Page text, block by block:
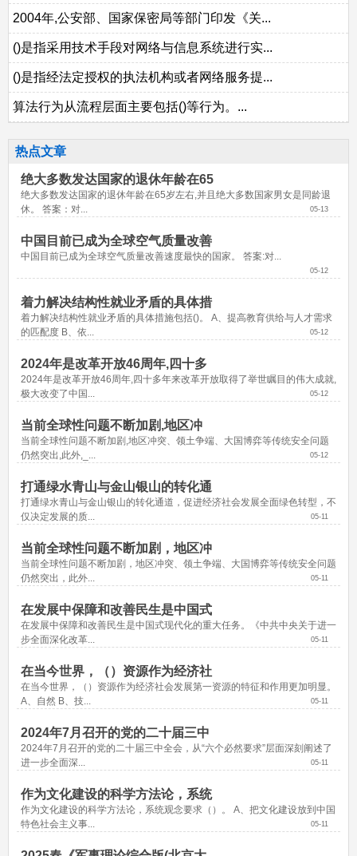
2004年,公安部、国家保密局等部门印发《关...
()是指采用技术手段对网络与信息系统进行实...
()是指经法定授权的执法机构或者网络服务提...
算法行为从流程层面主要包括()等行为。...
热点文章
绝大多数发达国家的退休年龄在65
绝大多数发达国家的退休年龄在65岁左右,并且绝大多数国家男女是同龄退
休。 答案：对...
05-13
中国目前已成为全球空气质量改善
中国目前已成为全球空气质量改善速度最快的国家。 答案:对...
05-12
着力解决结构性就业矛盾的具体措
着力解决结构性就业矛盾的具体措施包括()。 A、提高教育供给与人才需求
的匹配度 B、依...
05-12
2024年是改革开放46周年,四十多
2024年是改革开放46周年,四十多年来改革开放取得了举世瞩目的伟大成就,
极大改变了中国...
05-12
当前全球性问题不断加剧,地区冲
当前全球性问题不断加剧,地区冲突、领土争端、大国博弈等传统安全问题
仍然突出,此外,_...
05-12
打通绿水青山与金山银山的转化通
打通绿水青山与金山银山的转化通道，促进经济社会发展全面绿色转型，不
仅决定发展的质...
05-11
当前全球性问题不断加剧，地区冲
当前全球性问题不断加剧，地区冲突、领土争端、大国博弈等传统安全问题
仍然突出，此外...
05-11
在发展中保障和改善民生是中国式
在发展中保障和改善民生是中国式现代化的重大任务。《中共中央关于进一
步全面深化改革...
05-11
在当今世界，（）资源作为经济社
在当今世界，（）资源作为经济社会发展第一资源的特征和作用更加明显。
A、自然 B、技...
05-11
2024年7月召开的党的二十届三中
2024年7月召开的党的二十届三中全会，从“六个必然要求”层面深刻阐述了
进一步全面深...
05-11
作为文化建设的科学方法论，系统
作为文化建设的科学方法论，系统观念要求（）。 A、把文化建设放到中国
特色社会主义事...
05-11